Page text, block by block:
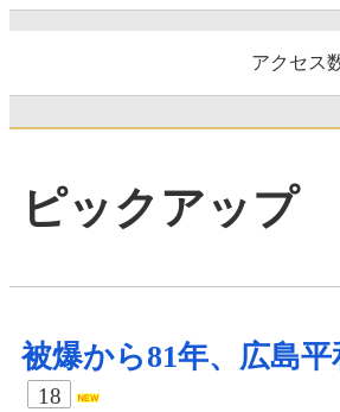
アクセス
ピックアップ
被爆から81年、広島
18